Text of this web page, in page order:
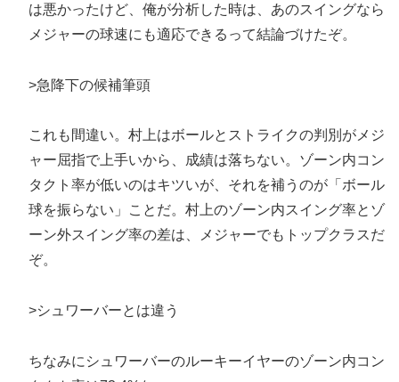
は悪かったけど、俺が分析した時は、あのスイングなら
メジャーの球速にも適応できるって結論づけたぞ。
>急降下の候補筆頭
これも間違い。村上はボールとストライクの判別がメジ
ャー屈指で上手いから、成績は落ちない。ゾーン内コン
タクト率が低いのはキツいが、それを補うのが「ボール
球を振らない」ことだ。村上のゾーン内スイング率とゾ
ーン外スイング率の差は、メジャーでもトップクラスだ
ぞ。
>シュワーバーとは違う
ちなみにシュワーバーのルーキーイヤーのゾーン内コン